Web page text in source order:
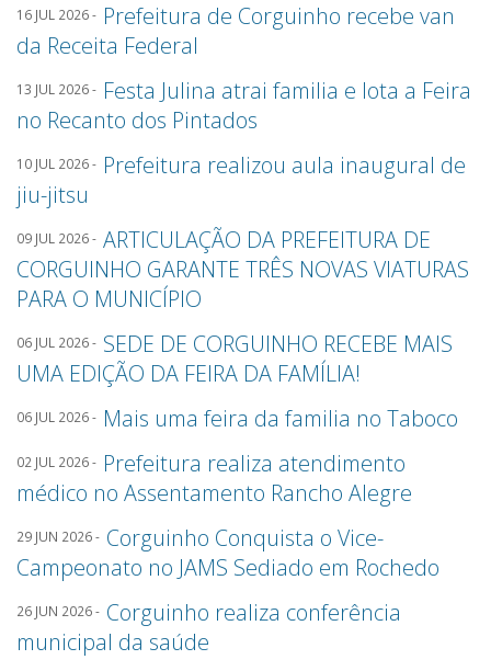
16 JUL 2026 - Prefeitura de Corguinho recebe van
da Receita Federal
13 JUL 2026 - Festa Julina atrai familia e lota a Feira
no Recanto dos Pintados
10 JUL 2026 - Prefeitura realizou aula inaugural de
jiu-jitsu
09 JUL 2026 - ARTICULAÇÃO DA PREFEITURA DE
CORGUINHO GARANTE TRÊS NOVAS VIATURAS
PARA O MUNICÍPIO
06 JUL 2026 - SEDE DE CORGUINHO RECEBE MAIS
UMA EDIÇÃO DA FEIRA DA FAMÍLIA!
06 JUL 2026 - Mais uma feira da familia no Taboco
02 JUL 2026 - Prefeitura realiza atendimento
médico no Assentamento Rancho Alegre
29 JUN 2026 - Corguinho Conquista o Vice-
Campeonato no JAMS Sediado em Rochedo
26 JUN 2026 - Corguinho realiza conferência
municipal da saúde